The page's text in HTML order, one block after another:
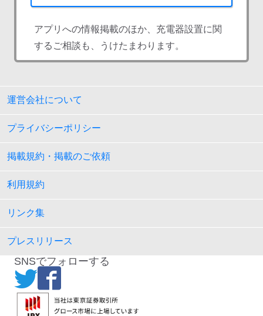
アプリへの情報掲載のほか、充電器設置に関
するご相談も、うけたまわります。
運営会社について
プライバシーポリシー
掲載規約・掲載のご依頼
利用規約
リンク集
プレスリリース
SNSでフォローする